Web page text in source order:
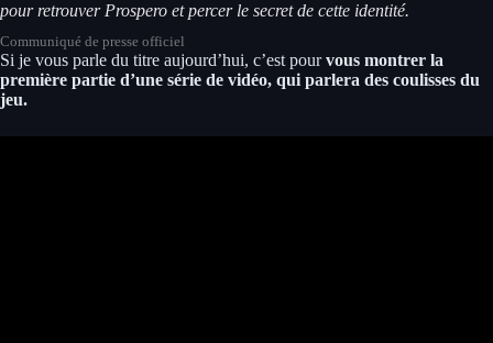
pour retrouver Prospero et percer le secret de cette identité.
Communiqué de presse officiel
Si je vous parle du titre aujourd’hui, c’est pourvous montrer la
première partie d’une série de vidéo, qui parlera des coulisses du
jeu.